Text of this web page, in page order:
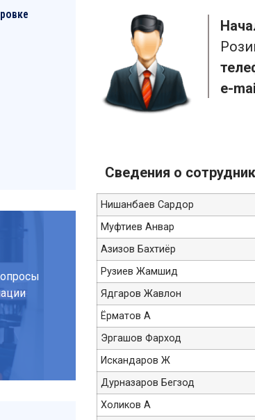
e-
Сведения о
Нишанбаев Сардор
Муфтиев Анвар
Азизов Бахтиёр
Рузиев Жамшид
Ядгаров Жавлон
Ёрматов A
Эргашов Фарход
Искандаров Ж
Дурназаров Бегзод
Холиков A